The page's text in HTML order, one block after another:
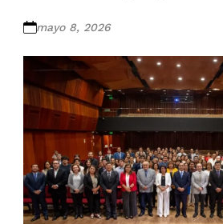
mayo 8, 2026